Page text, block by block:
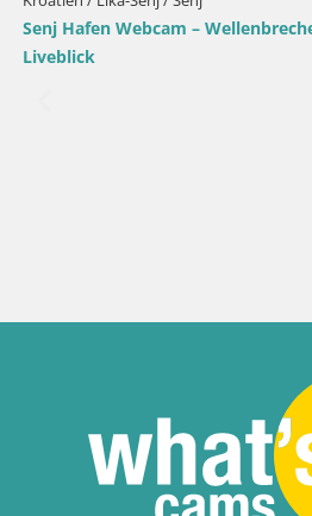
Senj Hafen Webcam –
Liveblick